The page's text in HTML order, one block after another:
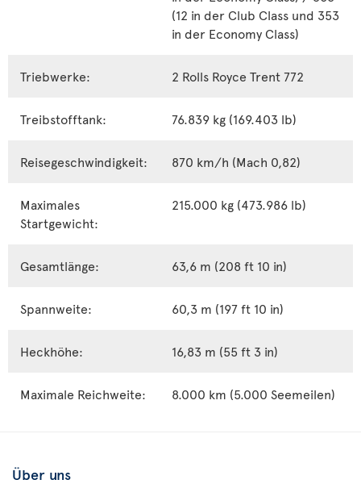
(12 in der Club Class und 353
in der Economy Class)
Triebwerke: 2 Rolls Royce Trent 772
Treibstofftank: 76.839 kg (169.403 lb)
Reisegeschwindigkeit: 870 km/h (Mach 0,82)
Maximales
Startgewicht:
215.000 kg (473.986 lb)
Gesamtlänge: 63,6 m (208 ft 10 in)
Spannweite: 60,3 m (197 ft 10 in)
Heckhöhe: 16,83 m (55 ft 3 in)
Maximale Reichweite: 8.000 km (5.000 Seemeilen)
Über uns